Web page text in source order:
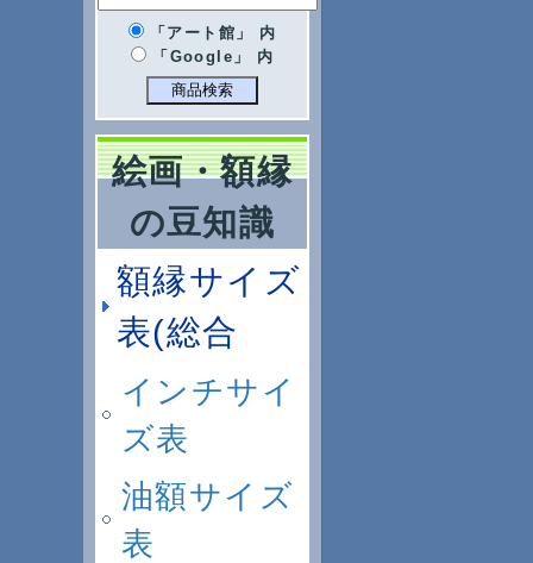
「アート館」 内
「Google」 内
絵画・額縁
の豆知識
額縁サイズ
表(総合
インチサイ
ズ表
油額サイズ
表